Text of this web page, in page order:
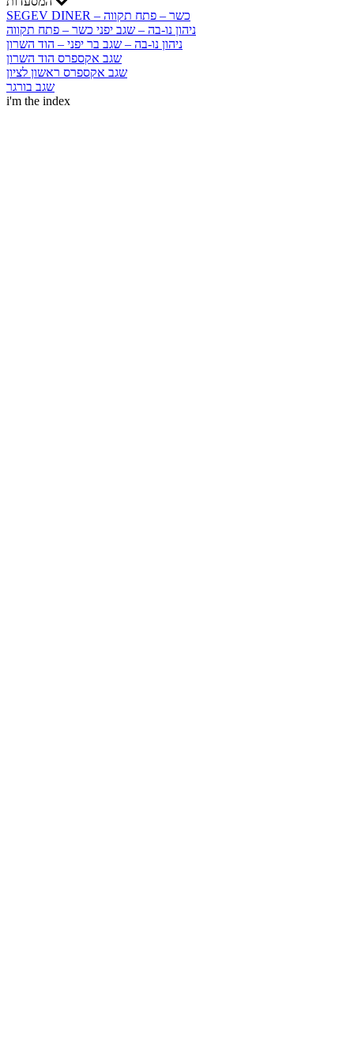
SEGEV DINER – כשר – פתח תקווה
ניהון נו-בה – שגב יפני כשר – פתח תקווה
ניהון נו-בה – שגב בר יפני – הוד השרון
שגב אקספרס הוד השרון
שגב אקספרס ראשון לציון
שגב בורגר
i'm the index